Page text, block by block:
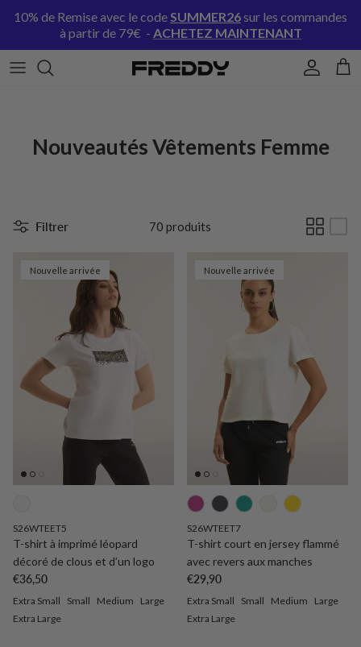
10% de Remise avec le codeSUMMER26sur les commandes
à partir de 79€ - ACHETEZ MAINTENANT
Compte
Nouveautés Vêtements Femme
Filtrer 70 produits
Nouvelle arrivée
S26WTEET5
T-shirt à imprimé léopard
décoré de clous et d’un logo
Prix habituel
€36,50
Extra Small Small Medium
Large
Extra Large
Nouvelle arrivée
S26WTEET7
T-shirt court en jersey flammé
avec revers aux manches
Prix habituel
€29,90
Extra Small Small Medium
Large
Extra Large